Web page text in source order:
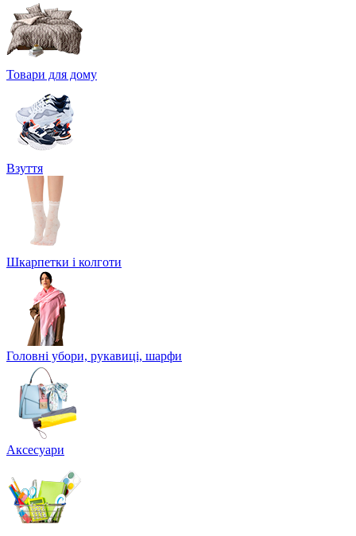
Товари для дому
Взуття
Шкарпетки і колготи
Головні убори, рукавиці, шарфи
Аксесуари